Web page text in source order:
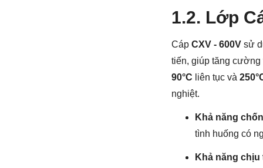
1.2. Lớp
Cáp CXV - 600V sử
tiến, giúp tăng cường
90°C liên tục và
nghiệt.
Khả năng
tình huống có
Khả năng chịu